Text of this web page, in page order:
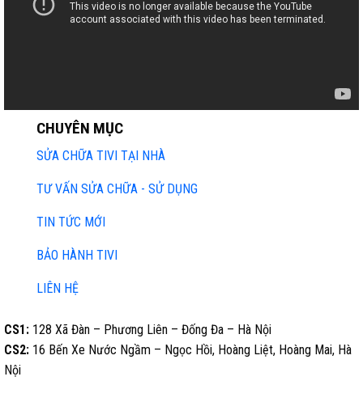
CHUYÊN MỤC
SỬA CHỮA TIVI TẠI NHÀ
TƯ VẤN SỬA CHỮA - SỬ DỤNG
TIN TỨC MỚI
BẢO HÀNH TIVI
LIÊN HỆ
CS1: 128 Xã Đàn – Phương Liên – Đống Đa – Hà Nội
CS2: 16 Bến Xe Nước Ngầm – Ngọc Hồi, Hoàng Liệt, Hoàng Mai, Hà
Nội